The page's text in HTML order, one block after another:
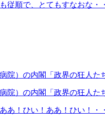
従順で、とてもすなおな
院）の内閣「政界の狂人た
院）の内閣「政界の狂人た
あ！ひい！ああ！ひい！・